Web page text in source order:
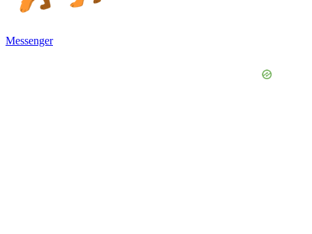
Messenger